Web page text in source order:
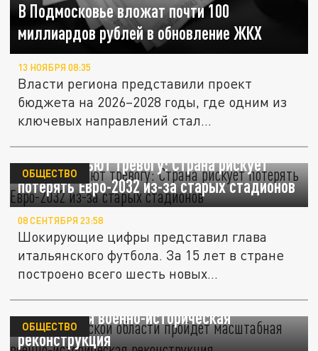
В Подмосковье вложат почти 100
миллиардов рублей в обновление ЖКХ
13 НОЯБРЯ 08:35
Власти региона представили проект
бюджета на 2026–2028 годы, где одним из
ключевых направлений стал...
В Италии бьют тревогу: Страна рискует
потерять Евро-2032 из-за старых стадионов
ОБЩЕСТВО
08 СЕНТЯБРЯ 23:58
Шокирующие цифры представил глава
итальянского футбола. За 15 лет в стране
построено всего шесть новых...
В Архангельской области пройдет
масштабная военно-историческая
реконструкция
ОБЩЕСТВО